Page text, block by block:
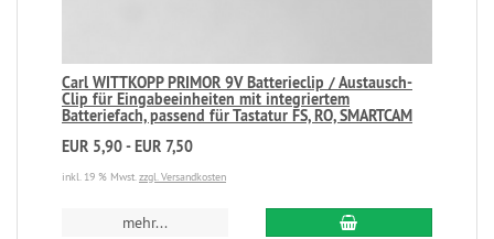
Carl WITTKOPP PRIMOR 9V Batterieclip / Austausch-
Clip für Eingabeeinheiten mit integriertem
Batteriefach, passend für Tastatur FS, RO, SMARTCAM
EUR 5,90 - EUR 7,50
inkl. 19 % Mwst.zzgl. Versandkosten
mehr...